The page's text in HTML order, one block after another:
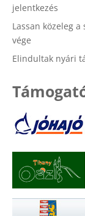
jelentkezés
Lassan közeleg a
vége
Elindultak nyári